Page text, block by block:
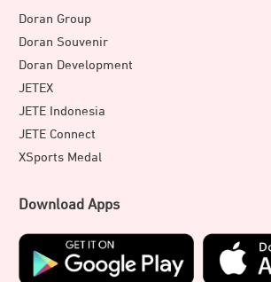
Doran Group
Doran Souvenir
Doran Development
JETEX
JETE Indonesia
JETE Connect
XSports Medal
Download Apps